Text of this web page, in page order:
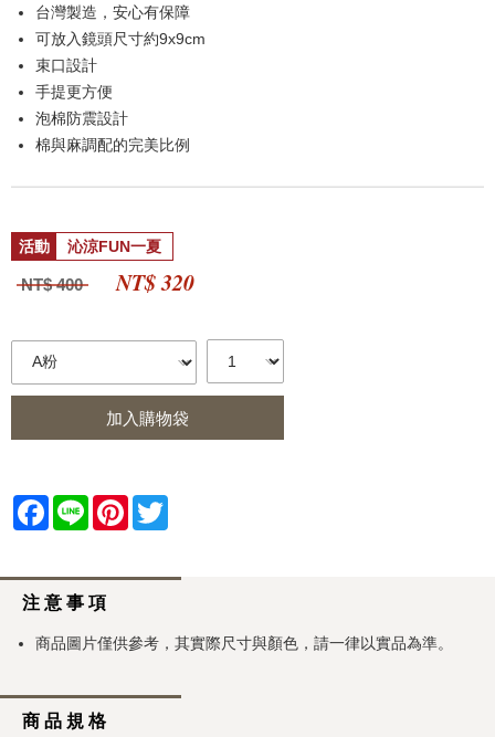
台灣製造，安心有保障
可放入鏡頭尺寸約9x9cm
束口設計
手提更方便
泡棉防震設計
棉與麻調配的完美比例
活動 沁涼FUN一夏
NT$ 400 NT$ 320
加入購物袋
Facebook
Line Pinterest
注 意 事 項
商品圖片僅供參考，其實際尺寸與顏色，請一律以實品為準。
商 品 規 格